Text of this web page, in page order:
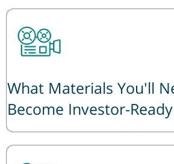
What Materials You'll
Become Investor-Ready